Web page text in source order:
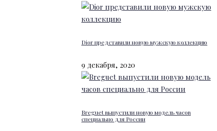
Dior представили новую мужскую коллекцию
9 декабря, 2020
Breguet выпустили новую модель часов
специально для России